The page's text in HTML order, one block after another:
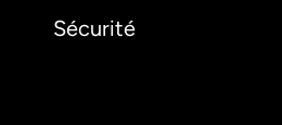
Sécurité